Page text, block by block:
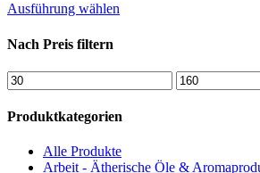
Ausführung wählen
Varianten
auf.
Optionen
auf
der
Nach Preis filtern
Min.
Preis
Max.
Preis
Produktkategorien
Alle Produkte
Arbeit - Ätherische Öle &